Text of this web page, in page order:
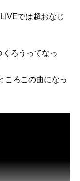
では超おなじ
ろうってなっ
ころこの曲になっ